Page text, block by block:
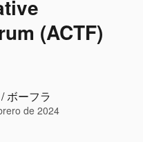
(ACTF)
ボーフラ
de 2024